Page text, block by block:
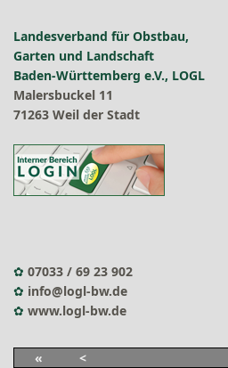
Landesverband für Obstbau,
Garten und Landschaft
Baden-Württemberg e.V., LOGL
Malersbuckel 11
71263 Weil der Stadt
✿ 07033 / 69 23 902
✿ info@logl-bw.de
✿ www.logl-bw.de
« <